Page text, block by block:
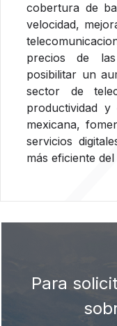
cobertura de
velocidad,
precios de las
posibilitar un
sector de
productividad y
mexicana,
servicios
más eficiente
Para